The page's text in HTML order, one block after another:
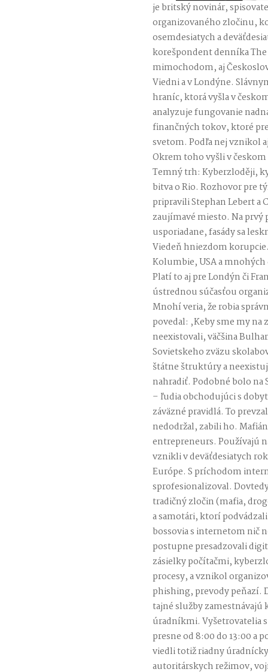
je britský novinár,
organizovaného zločinu,
osemdesiatych a
korešpondent denníka The
mimochodom, aj
Viedni a v Londýne.
hraníc, ktorá vyšla v
analyzuje fungovanie
finančných tokov, ktoré
svetom. Podľa nej vznikol
Okrem toho vyšli v
Temný trh: Kyberzloději,
bitva o Rio. Rozhovor pre
pripravili Stephan Lebert a
zaujímavé miesto. Na
usporiadane, fasády sa
Viedeň hniezdom
Kolumbie, USA a
Platí to aj pre Londýn či
ústrednou súčasťou
Mnohí veria, že robia
povedal: ‚Keby sme my
neexistovali, väčšina
Sovietskeho zväzu
štátne štruktúry a
nahradiť. Podobné bolo na
– ľudia obchodujúci s
záväzné pravidlá. To
nedodržal, zabili ho.
entrepreneurs. Používajú
vznikli v deväťdesiatych
Európe. S príchodom
sprofesionalizoval.
tradičný zločin (mafia,
a samotári, ktorí
bossovia s internetom nič
postupne presadzovali
zásielky počítačmi,
procesy, a vznikol
phishing, prevody peňazí.
tajné služby zamestnávajú
úradníkmi. Vyšetrovatelia
presne od 8:00 do 13:00 a
viedli totiž riadny
autoritárskych režimov,